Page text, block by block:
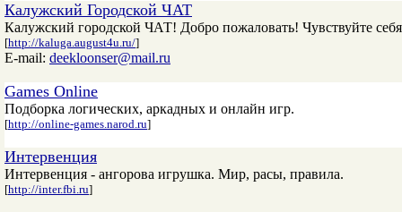
Калужский Городской ЧАТ
Калужский городской ЧАТ! Добро пожаловать! Чувствуйте
[http://kaluga.august4u.ru/]
E-mail: deekloonser@mail.ru
Games Online
Подборка логических, аркадных и онлайн игр.
[http://online-games.narod.ru]
Интервенция
Интервенция - ангорова игрушка. Мир, расы, правила.
[http://inter.fbi.ru]